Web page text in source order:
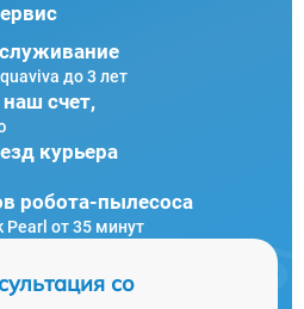
до 3 лет
счет,
курьера
робота-пылесоса
Pearl от 35 минут
со